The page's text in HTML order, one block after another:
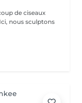
de ciseaux
nous sculptons